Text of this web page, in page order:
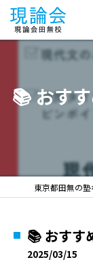
📚 おす
📚 おすす
2025/03/15